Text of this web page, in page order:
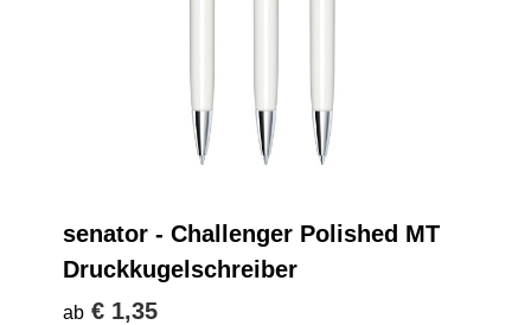
senator - Challenger Polished MT
Druckkugelschreiber
ab € 1,35